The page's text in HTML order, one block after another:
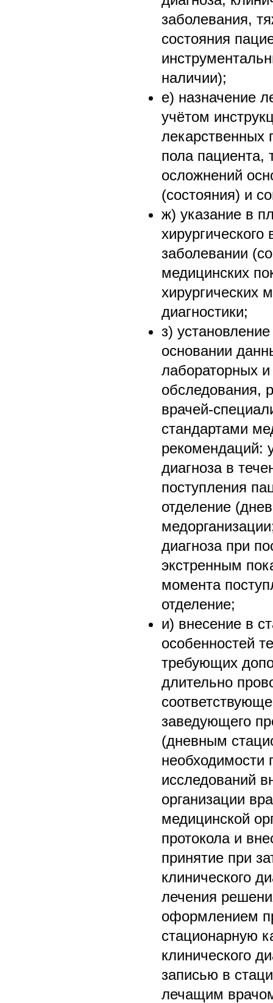
заболевания,
состояния
наличии);
е) назначение
учётом
лекарственных
пола пациента,
осложнений
(состояния) и
ж) указание в
заболевании
медицинских
хирургических
диагностики;
з)
основании
лабораторных
обследования,
врачей-
стандартами
рекомендаций:
диагноза в
поступления
отделение
диагноза при
экстренным
момента
отделение;
и) внесение в
особенностей
требующих
длительно
заведующего
(дневным
необходимости
исследований
организации
медицинской
протокола и
принятие при
клинического
лечения
оформлением
стационарную
клинического
записью в
лечащим